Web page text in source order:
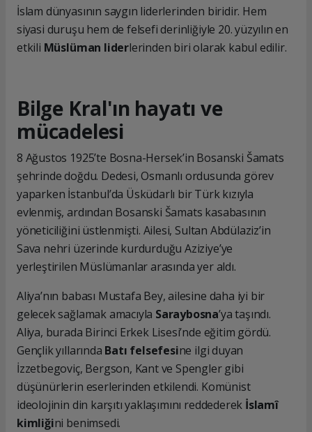
İslam dünyasının saygın liderlerinden biridir. Hem
siyasi duruşu hem de felsefi derinliğiyle 20. yüzyılın en
etkili Müslüman liderlerinden biri olarak kabul edilir.
Bilge Kral'ın hayatı ve
mücadelesi
8 Ağustos 1925’te Bosna-Hersek’in Bosanski Šamats
şehrinde doğdu. Dedesi, Osmanlı ordusunda görev
yaparken İstanbul’da Üsküdarlı bir Türk kızıyla
evlenmiş, ardından Bosanski Šamats kasabasının
yöneticiliğini üstlenmişti. Ailesi, Sultan Abdülaziz’in
Sava nehri üzerinde kurdurduğu Aziziye’ye
yerleştirilen Müslümanlar arasında yer aldı.
Aliya’nın babası Mustafa Bey, ailesine daha iyi bir
gelecek sağlamak amacıyla Saraybosna’ya taşındı.
Aliya, burada Birinci Erkek Lisesi’nde eğitim gördü.
Gençlik yıllarında Batı felsefesine ilgi duyan
İzzetbegoviç, Bergson, Kant ve Spengler gibi
düşünürlerin eserlerinden etkilendi. Komünist
ideolojinin din karşıtı yaklaşımını reddederek İslamî
kimliğini benimsedi.